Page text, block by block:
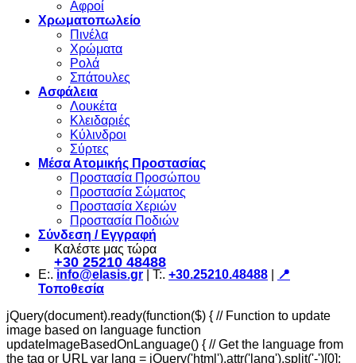
Αφροί
Χρωματοπωλείο
Πινέλα
Χρώματα
Ρολά
Σπάτουλες
Ασφάλεια
Λουκέτα
Κλειδαριές
Κύλινδροι
Σύρτες
Μέσα Ατομικής Προστασίας
Προστασία Προσώπου
Προστασία Σώματος
Προστασία Χεριών
Προστασία Ποδιών
Σύνδεση / Εγγραφή
Καλέστε μας τώρα
+30 25210 48488
Ε:. info@elasis.gr | Τ:. +30.25210.48488
📍
Τοποθεσία
jQuery(document).ready(function($) { // Function to update
image based on language function
updateImageBasedOnLanguage() { // Get the language from
the tag or URL var lang = jQuery('html').attr('lang').split('-')[0];